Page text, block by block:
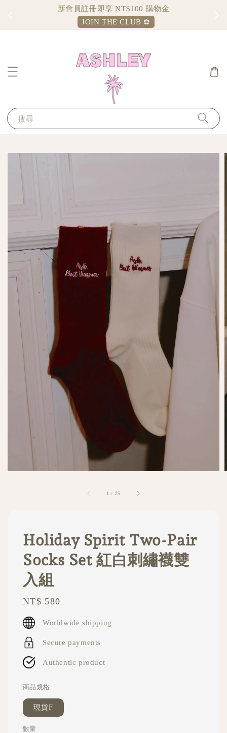
Sign up and enjoy $100 shopping credit
JOIN THE CLUB ✿
搜尋
1 / 25
Holiday Spirit Two-Pair
Socks Set 紅白刺繡襪雙
入組
Regular
price
NT$ 580
Worldwide shipping
Secure payments
Authentic product
商品規格
現貨F
數量